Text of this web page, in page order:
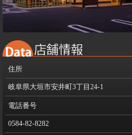
住所
岐阜県大垣市安井町3丁目24-1
電話番号
0584-82-8282